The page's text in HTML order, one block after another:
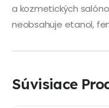
a kozmetických
neobsahuje etanol,
Súvisiace